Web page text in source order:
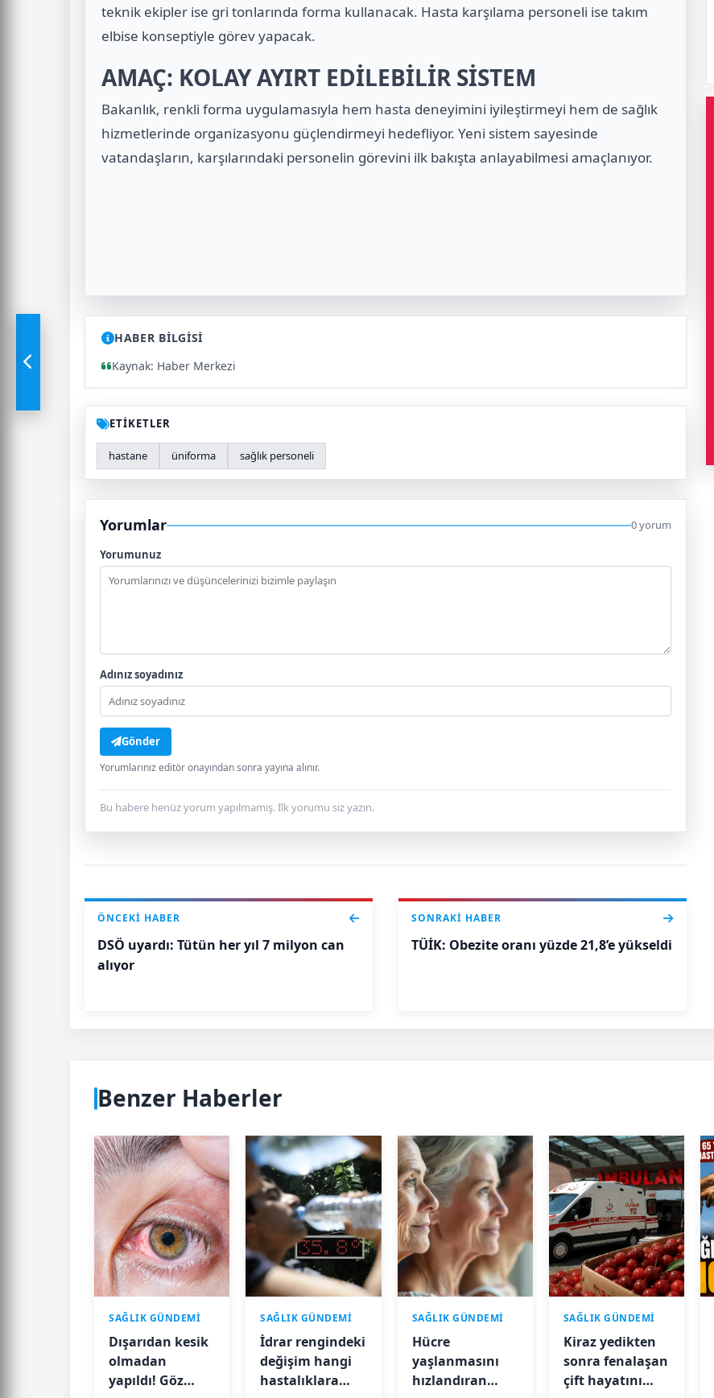
teknik ekipler ise gri tonlarında forma kullanacak. Hasta karşılama personeli ise takım
elbise konseptiyle görev yapacak.
AMAÇ: KOLAY AYIRT EDİLEBİLİR SİSTEM
Bakanlık, renkli forma uygulamasıyla hem hasta deneyimini iyileştirmeyi hem de sağlık
hizmetlerinde organizasyonu güçlendirmeyi hedefliyor. Yeni sistem sayesinde
vatandaşların, karşılarındaki personelin görevini ilk bakışta anlayabilmesi amaçlanıyor.
HABER BİLGİSİ
Kaynak: Haber Merkezi
ETİKETLER
hastane üniforma sağlık personeli
Yorumlar 0 yorum
Yorumunuz
Adınız soyadınız
Gönder
Yorumlarınız editör onayından sonra yayına alınır.
Bu habere henüz yorum yapılmamış. İlk yorumu siz yazın.
ÖNCEKI HABER
DSÖ uyardı: Tütün her yıl 7 milyon can
alıyor
SONRAKI HABER
TÜİK: Obezite oranı yüzde 21,8’e yükseldi
Benzer Haberler
SAĞLIK GÜNDEMİ
Dışarıdan kesik
olmadan
yapıldı! Göz
SAĞLIK GÜNDEMİ
İdrar rengindeki
değişim hangi
hastalıklara
SAĞLIK GÜNDEMİ
Hücre
yaşlanmasını
hızlandıran
SAĞLIK GÜNDEMİ
Kiraz yedikten
sonra fenalaşan
çift hayatını